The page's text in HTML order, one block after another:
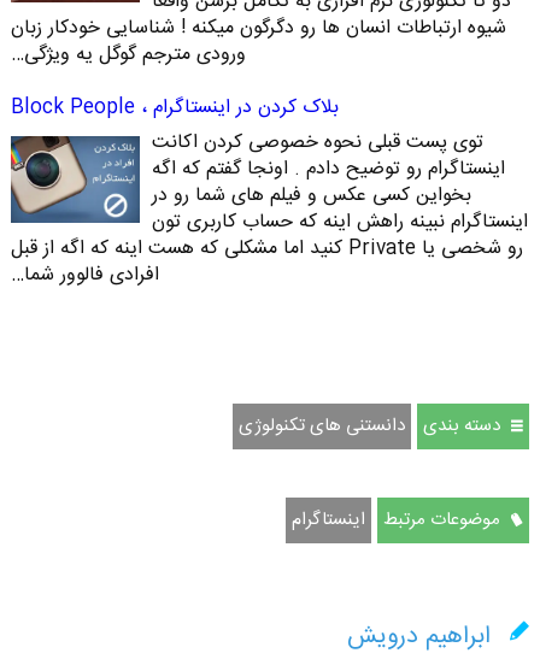
شیوه ارتباطات انسان ها رو دگرگون میکنه ! شناسایی خودکار زبان
ورودی مترجم گوگل یه ویژگی…
بلاک کردن در اینستاگرام ، Block People
توی پست قبلی نحوه خصوصی کردن اکانت
اینستاگرام رو توضیح دادم . اونجا گفتم که اگه
بخواین کسی عکس و فیلم های شما رو در
اینستاگرام نبینه راهش اینه که حساب کاربری تون
رو شخصی یا Private کنید اما مشکلی که هست اینه که اگه از قبل
افرادی فالوور شما…
دسته بندی دانستنی های تکنولوژی
موضوعات مرتبط اینستاگرام
ابراهیم درویش